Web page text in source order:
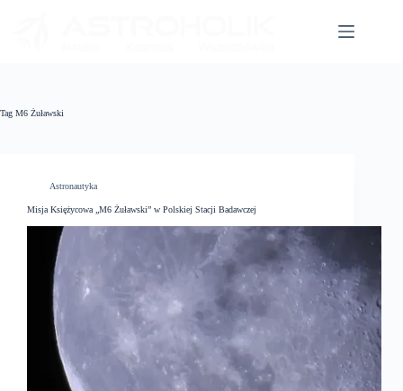
Tag M6 Żuławski
Astronautyka
Misja Księżycowa „M6 Żuławski” w Polskiej Stacji Badawczej